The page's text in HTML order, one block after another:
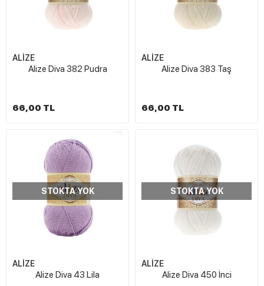
ALİZE
Alize Diva 382 Pudra
66,00 TL
ALİZE
Alize Diva 383 Taş
66,00 TL
STOKTA YOK
ALİZE
Alize Diva 43 Lila
STOKTA YOK
ALİZE
Alize Diva 450 İnci